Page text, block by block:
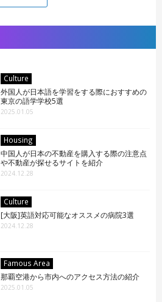
Culture
外国人が日本語を学習をする際におすすめの
東京の語学学校5選
2025.01.05
Housing
中国人が日本の不動産を購入する際の注意点
や不動産が探せるサイトを紹介
2024.12.28
Culture
[大阪]英語対応可能なオススメの病院3選
2024.12.28
Famous Area
那覇空港から市内へのアクセス方法の紹介
2025.01.05